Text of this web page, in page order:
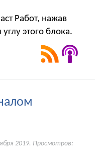
Работ, нажав
этого блока.
2019. Просмотров: